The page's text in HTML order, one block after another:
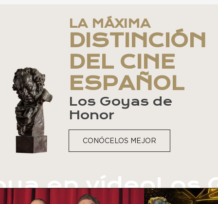
LA MÁXIMA
DISTINCIÓN
DEL CINE
ESPAÑOL
Los Goyas de
Honor
CONÓCELOS MEJOR
en vídeoLos